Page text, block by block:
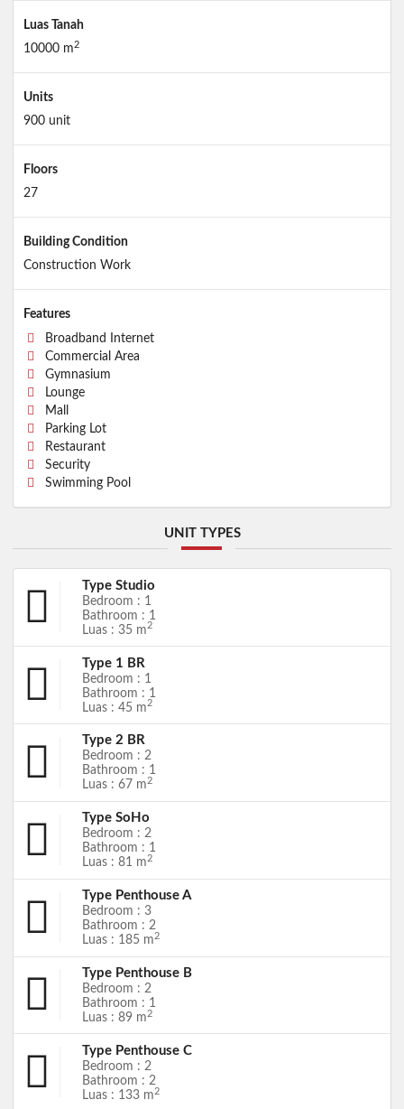
Luas Tanah
10000 m 2
Units
900 unit
Floors
27
Building Condition
Construction Work
Features
Broadband Internet
Commercial Area
Gymnasium
Lounge
Mall
Parking Lot
Restaurant
Security
Swimming Pool
UNIT TYPES
Type Studio
Bedroom : 1
Bathroom : 1
Luas : 35 m2
Type 1 BR
Bedroom : 1
Bathroom : 1
Luas : 45 m2
Type 2 BR
Bedroom : 2
Bathroom : 1
Luas : 67 m2
Type SoHo
Bedroom : 2
Bathroom : 1
Luas : 81 m 2
Type Penthouse A
Bedroom : 3
Bathroom : 2
Luas : 185 m 2
Type Penthouse B
Bedroom : 2
Bathroom : 1
Luas : 89 m 2
Type Penthouse C
Bedroom : 2
Bathroom : 2
Luas : 133 m 2